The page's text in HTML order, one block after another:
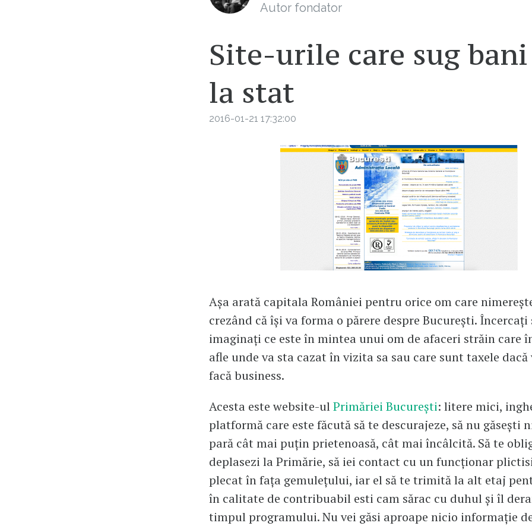
Autor fondator
Site-urile care sug
la stat
2016-01-21 17:32:00
Așa arată capitala României pentru orice om care
crezând că își va forma o părere despre București. Încercați
imaginați ce este în mintea unui om de afaceri străin care
afle unde va sta cazat în vizita sa sau care sunt taxele dacă
facă business.
Acesta este website-ulPrimăriei București: litere mici,
platformă care este făcută să te descurajeze, să nu găsești
pară cât mai puțin prietenoasă, cât mai încâlcită. Să te
deplasezi la Primărie, să iei contact cu un funcționar
plecat în fața gemulețului, iar el să te trimită la alt etaj
în calitate de contribuabil esti cam sărac cu duhul și îl
timpul programului. Nu vei găsi aproape nicio informație